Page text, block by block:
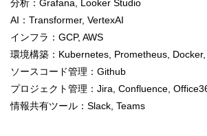
分析：Grafana, Looker Studio
AI：Transformer, VertexAI
インフラ：GCP, AWS
環境構築：Kubernetes, Prometheus,
ソースコード管理：Github
プロジェクト管理：Jira, Confluence,
情報共有ツール：Slack, Teams